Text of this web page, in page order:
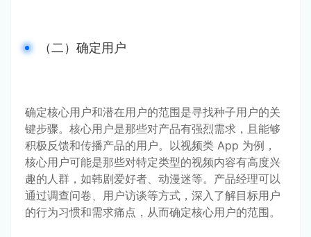
（二）确定用户
确定核心用户和潜在用户的范围是寻找种子用户的关
键步骤。核心用户是那些对产品有强烈需求，且能够
积极反馈和传播产品的用户。以视频类 App 为例，
核心用户可能是那些对特定类型的视频内容有高度兴
趣的人群，如韩剧爱好者、动漫迷等。产品经理可以
通过调查问卷、用户访谈等方式，深入了解目标用户
的行为习惯和需求痛点，从而确定核心用户的范围。